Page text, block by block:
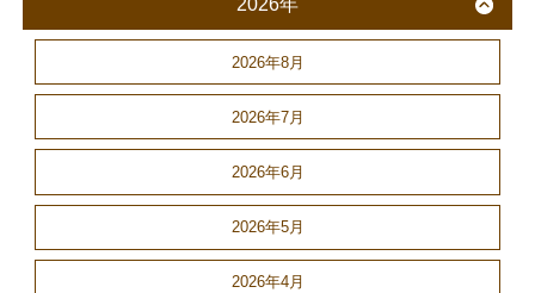
2026年
2026年8月
2026年7月
2026年6月
2026年5月
2026年4月